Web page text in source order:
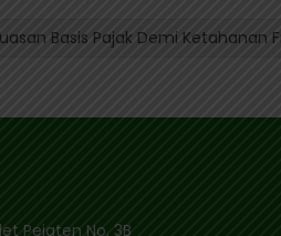
Basis Pajak Demi Ketahanan
Pejaten No. 3B